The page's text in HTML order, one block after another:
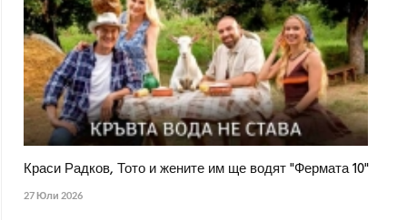
Краси Радков, Тото и жените им ще водят "Фермата 10"
27 Юли 2026